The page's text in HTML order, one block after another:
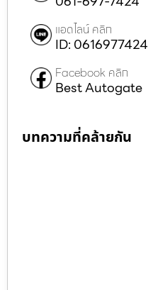
แอดไลน์ คลิก
ID: 0616977424
Facebook คลิก
Best Autogate
บทความที่คล้ายกัน